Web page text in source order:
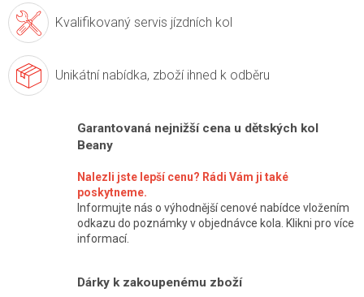
Kvalifikovaný servis jízdních kol
Unikátní nabídka, zboží ihned k odběru
Garantovaná nejnižší cena u dětských kol
Beany
Nalezli jste lepší cenu? Rádi Vám ji také
poskytneme.
Informujte nás o výhodnější cenové nabídce vložením
odkazu do poznámky v objednávce kola. Klikni pro více
informací.
Dárky k zakoupenému zboží